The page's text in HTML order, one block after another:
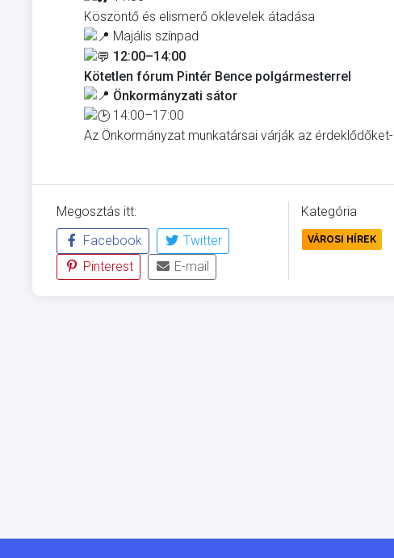
Köszöntő és elismerő oklevelek átadása
Majális színpad
12:00–14:00
Kötetlen fórum Pintér Bence polgármesterrel
Önkormányzati sátor
14:00–17:00
Az Önkormányzat munkatársai várják az érdeklődőket-
Megosztás itt:
Facebook
Twitter
Pinterest
E-mail
Kategória
VÁROSI HÍREK